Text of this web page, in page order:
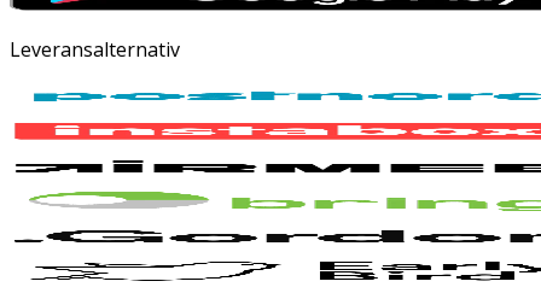
Leveransalternativ